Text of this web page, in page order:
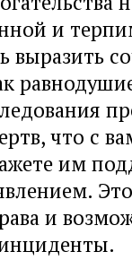
и
выразить
что с
им
и